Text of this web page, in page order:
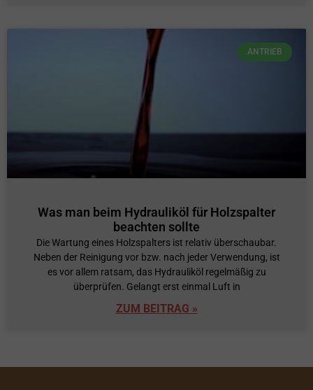
ANTRIEB
Was man beim Hydrauliköl für Holzspalter
beachten sollte
Die Wartung eines Holzspalters ist relativ überschaubar.
Neben der Reinigung vor bzw. nach jeder Verwendung, ist
es vor allem ratsam, das Hydrauliköl regelmäßig zu
überprüfen. Gelangt erst einmal Luft in
ZUM BEITRAG »